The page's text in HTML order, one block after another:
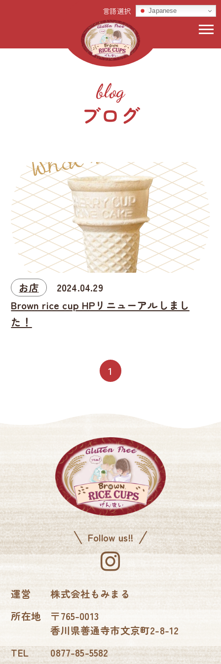
Japanese
blog
ブログ
お店 2024.04.29
Brown rice cup HPリニューアルしまし
た！
1
Follow us!!
運営
株式会社もみまる
所在地
〒765-0013
香川県善通寺市文京町2-8-12
TEL
0877-85-5582